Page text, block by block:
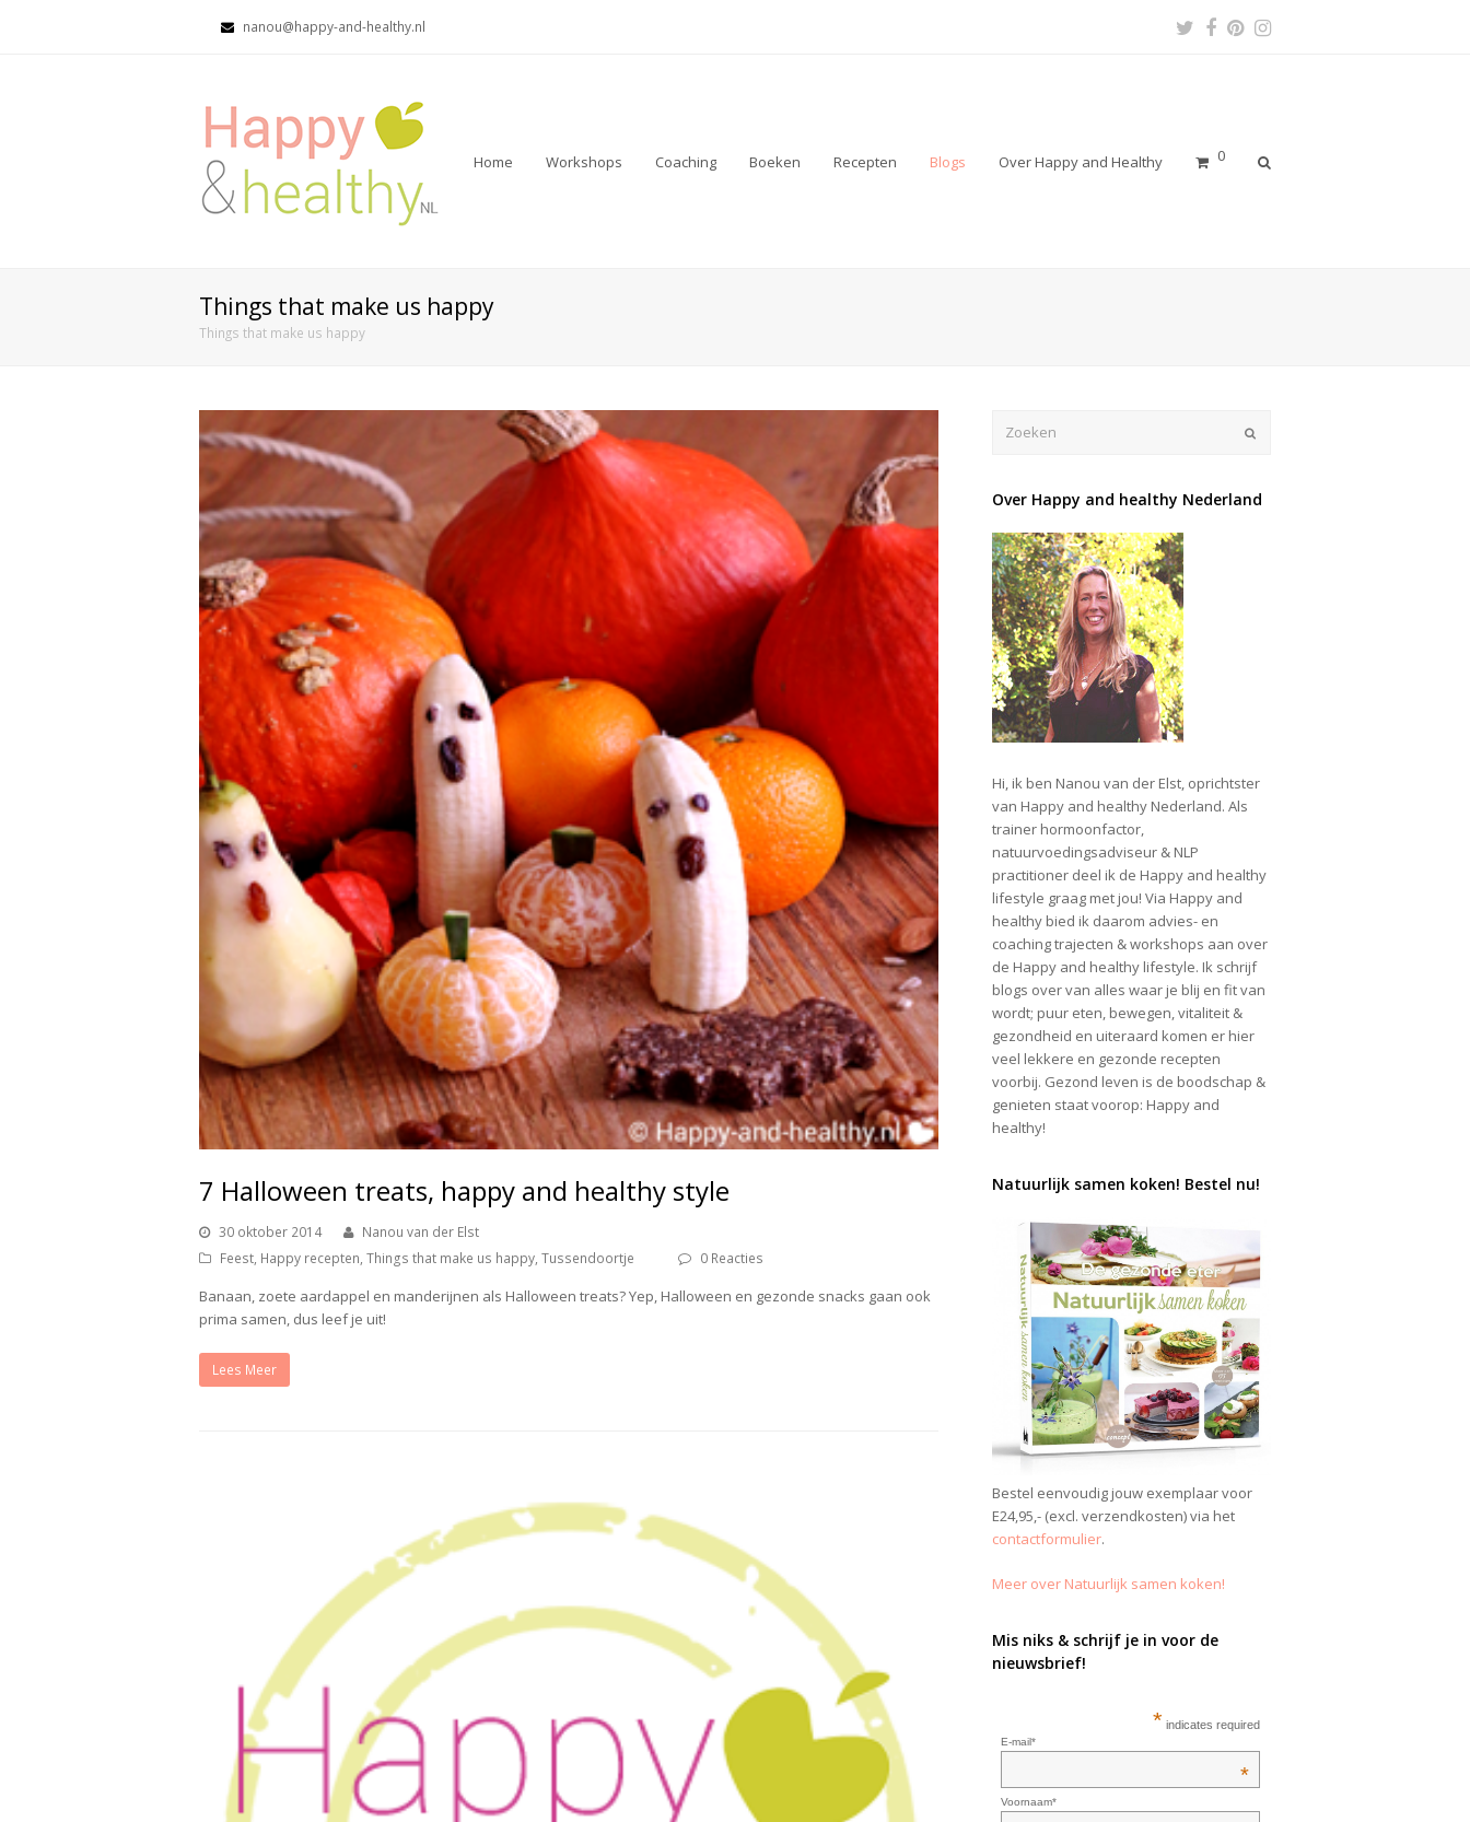
nanou@happy-and-healthy.nl
Twitter
Facebook
Pinterest
Home Workshops Coaching Boeken Recepten Blogs Over Happy and Healthy 0
Things that make us happy
Things that make us happy
7 Halloween treats, happy and healthy style
30 oktober 2014
Nanou van der Elst
Feest, Happy recepten, Things that make us happy, Tussendoortje 0 Reacties
Banaan, zoete aardappel en manderijnen als Halloween treats? Yep, Halloween en gezonde snacks gaan ook
prima samen, dus leef je uit!
Lees Meer
Over Happy and healthy Nederland
Hi, ik ben Nanou van der Elst, oprichtster
van Happy and healthy Nederland. Als
trainer hormoonfactor,
natuurvoedingsadviseur & NLP
practitioner deel ik de Happy and healthy
lifestyle graag met jou! Via Happy and
healthy bied ik daarom advies- en
coaching trajecten & workshops aan over
de Happy and healthy lifestyle. Ik schrijf
blogs over van alles waar je blij en fit van
wordt; puur eten, bewegen, vitaliteit &
gezondheid en uiteraard komen er hier
veel lekkere en gezonde recepten
voorbij. Gezond leven is de boodschap &
genieten staat voorop: Happy and
healthy!
Natuurlijk samen koken! Bestel nu!
Bestel eenvoudig jouw exemplaar voor
E24,95,- (excl. verzendkosten) via het
contactformulier.
Meer over Natuurlijk samen koken!
Mis niks & schrijf je in voor de
nieuwsbrief!
* indicates required
E-mail*
*
Voornaam*